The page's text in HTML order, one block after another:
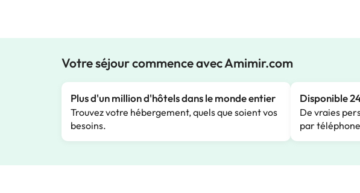
Votre séjour commence avec Amimir.com
Plus d'un million d'hôtels dans le monde entier
Trouvez votre hébergement, quels que soient vos
besoins.
Disponible
De vraies
par